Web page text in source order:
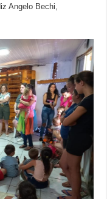
Angelo Bechi,